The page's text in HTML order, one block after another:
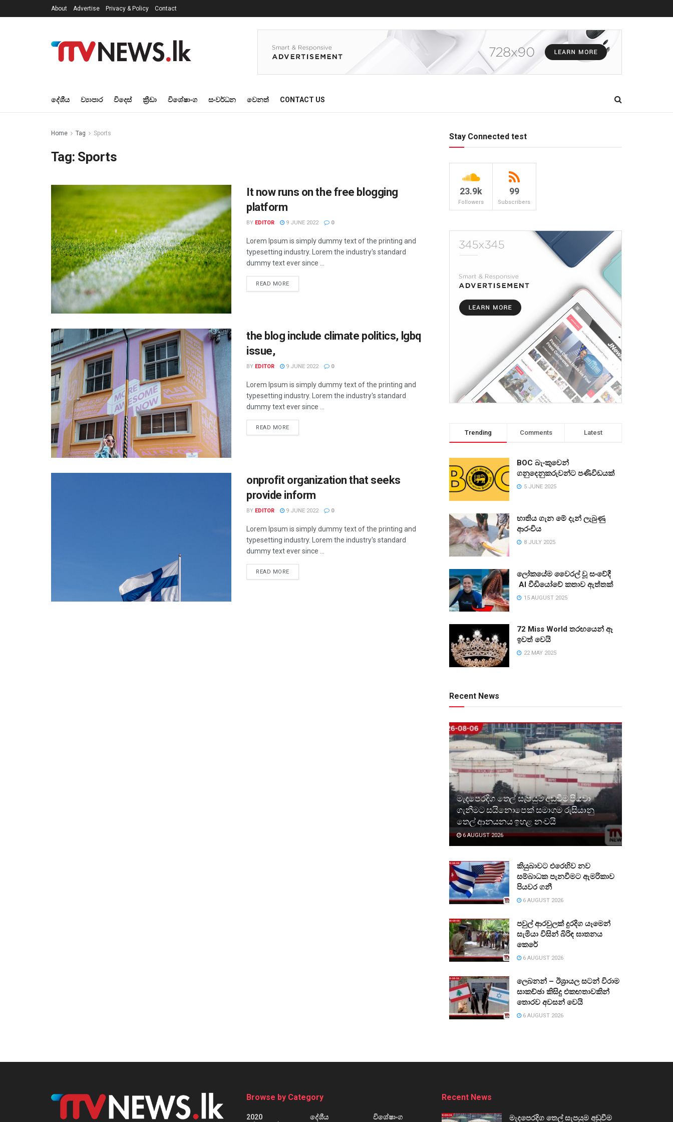
About Advertise Privacy & Policy Contact
දේශීය ව්‍යාපාර විදෙස් ක්‍රීඩා විශේෂාංග සංවර්ධන වෙනත් CONTACT US
Home Tag Sports
Tag: Sports
It now runs on the free blogging
platform
BY EDITOR 9 JUNE 2022 0
Lorem Ipsum is simply dummy text of the printing and
typesetting industry. Lorem the industry's standard
dummy text ever since ...
READ MORE
the blog include climate politics, lgbq
issue,
BY EDITOR 9 JUNE 2022 0
Lorem Ipsum is simply dummy text of the printing and
typesetting industry. Lorem the industry's standard
dummy text ever since ...
READ MORE
onprofit organization that seeks
provide inform
BY EDITOR 9 JUNE 2022 0
Lorem Ipsum is simply dummy text of the printing and
typesetting industry. Lorem the industry's standard
dummy text ever since ...
READ MORE
Stay Connected test
23.9k
Followers
99
Subscribers
Trending Comments Latest
BOC බැංකුවෙන්
ගනුදෙනුකරුවන්ට පණිවිඩයක්
5 JUNE 2025
භාතිය ගැන මේ දැන් ලැබුණු
ආරංචිය
8 JULY 2025
ලෝකයේම වෛරල් වූ සංවේදී
AI වීඩියෝවේ කතාව ඇත්තක්
15 AUGUST 2025
72 Miss World තරඟයෙන් ඈ
ඉවත් වෙයි
22 MAY 2025
Recent News
මැදපෙරදිග තෙල් සැපයුම අඩුවීම පියවා
ගැනීමට සයිනොපෙක් සමාගම රුසියානු
තෙල් ආනයනය ඉහළ නංවයි
6 AUGUST 2026
කියුබාවට එරෙහිව නව
සම්බාධක පැනවීමට ඇමරිකාව
පියවර ගනී
6 AUGUST 2026
පවුල් ආරවුලක් දුරදිග යෑමෙන්
සැමියා විසින් බිරිඳ ඝාතනය
කෙරේ
6 AUGUST 2026
ලෙබනන් – ඊශ්‍රායල සටන් විරාම
සාකච්ඡා කිසිදු එකඟතාවකින්
තොරව අවසන් වෙයි
6 AUGUST 2026
Browse by Category
2020
දේශීය විශේෂාංග
Recent News
මැදපෙරදිග තෙල් සැපයුම අඩුවීම